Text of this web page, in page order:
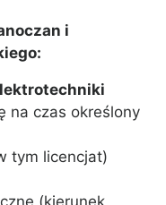
i
na czas określony
tym licencjat)